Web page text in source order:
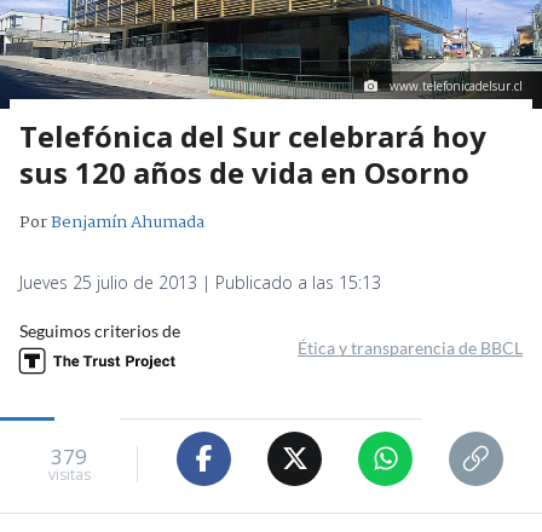
www.telefonicadelsur.cl
Telefónica del Sur celebrará hoy
sus 120 años de vida en Osorno
PorBenjamín Ahumada
Jueves 25 julio de 2013 | Publicado a las 15:13
Seguimos criterios de
Ética y transparencia de BBCL
379
visitas